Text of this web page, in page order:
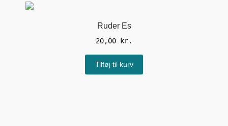
Ruder Es
20,00 kr.
Tilføj til kurv